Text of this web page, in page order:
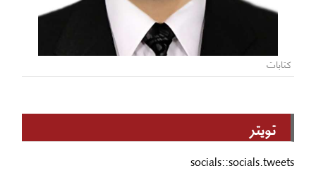
كتابات
تويتر
socials::socials.tweets